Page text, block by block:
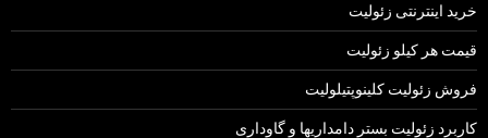
خرید اینترنتی زئولیت
قیمت هر کیلو زئولیت
فروش زئولیت کلینوپتیلولیت
کاربرد زئولیت بستر دامداریها و گاوداری